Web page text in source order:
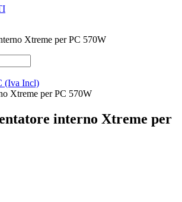
Xtreme per PC 570W
(Iva Incl)
interno Xtreme per